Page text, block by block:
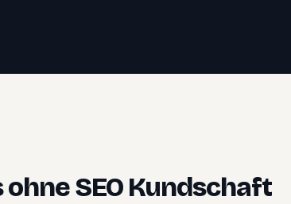
ohne SEO Kundschaft